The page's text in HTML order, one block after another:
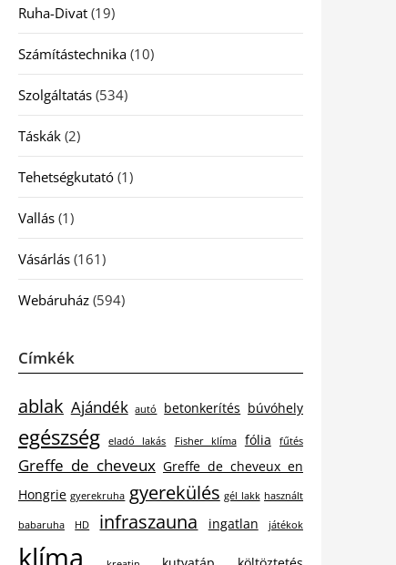
Ruha-Divat(19)
Számítástechnika(10)
Szolgáltatás(534)
Táskák(2)
Tehetségkutató(1)
Vallás(1)
Vásárlás(161)
Webáruház(594)
Címkék
ablak Ajándék autó betonkerítés búvóhely
egészség eladó lakás Fisher klíma fólia fűtés
Greffe de cheveux Greffe de cheveux en
Hongrie gyerekruha gyerekülés gél lakk használt
babaruha HD infraszauna ingatlan játékok
klíma